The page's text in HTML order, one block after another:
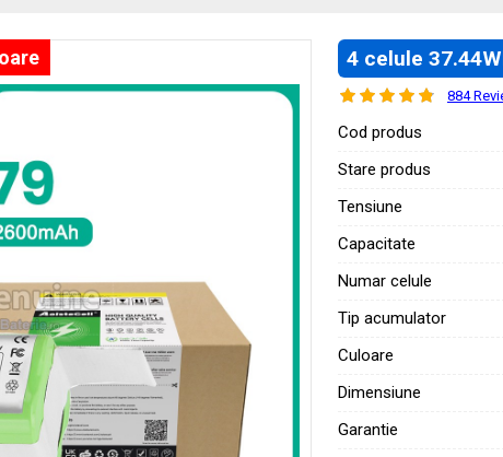
4 celule
884
Cod produs
Stare produs
Tensiune
Capacitate
Numar celule
Tip acumulator
Culoare
Dimensiune
Garantie